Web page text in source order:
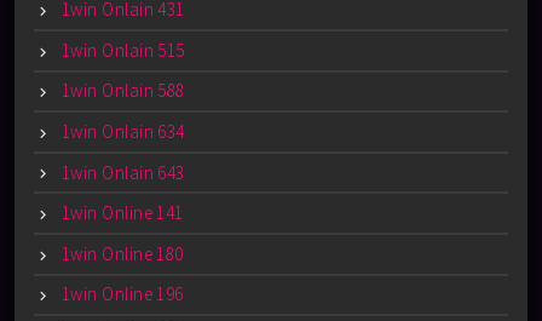
1win Onlain 431
1win Onlain 515
1win Onlain 588
1win Onlain 634
1win Onlain 643
1win Online 141
1win Online 180
1win Online 196